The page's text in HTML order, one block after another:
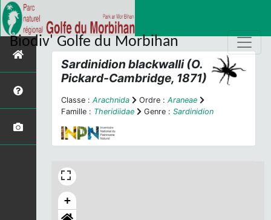
Biodiv' Golfe du Morbihan
Sardinidion blackwalli(O.
Pickard-Cambridge, 1871)
Classe : Arachnida Ordre : Araneae
Famille : Theridiidae Genre : Sardinidion
+